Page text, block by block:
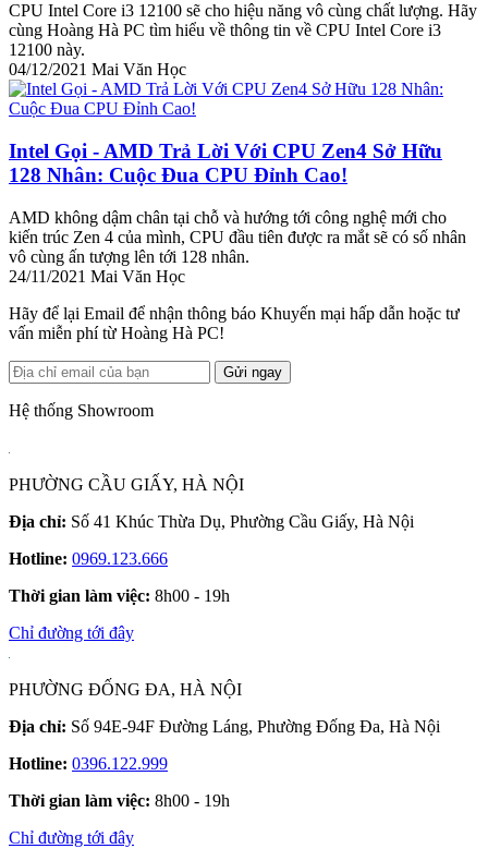
CPU Intel Core i3 12100 sẽ cho hiệu năng vô cùng chất lượng. Hãy
cùng Hoàng Hà PC tìm hiểu về thông tin về CPU Intel Core i3
12100 này.
04/12/2021 Mai Văn Học
Intel Gọi - AMD Trả Lời Với CPU Zen4 Sở Hữu
128 Nhân: Cuộc Đua CPU Đỉnh Cao!
AMD không dậm chân tại chỗ và hướng tới công nghệ mới cho
kiến trúc Zen 4 của mình, CPU đầu tiên được ra mắt sẽ có số nhân
vô cùng ấn tượng lên tới 128 nhân.
24/11/2021 Mai Văn Học
Hãy để lại Email để nhận thông báo Khuyến mại hấp dẫn hoặc tư
vấn miễn phí từ Hoàng Hà PC!
Gửi ngay
Hệ thống Showroom
PHƯỜNG CẦU GIẤY, HÀ NỘI
Địa chỉ: Số 41 Khúc Thừa Dụ, Phường Cầu Giấy, Hà Nội
Hotline: 0969.123.666
Thời gian làm việc: 8h00 - 19h
Chỉ đường tới đây
PHƯỜNG ĐỐNG ĐA, HÀ NỘI
Địa chỉ: Số 94E-94F Đường Láng, Phường Đống Đa, Hà Nội
Hotline: 0396.122.999
Thời gian làm việc: 8h00 - 19h
Chỉ đường tới đây